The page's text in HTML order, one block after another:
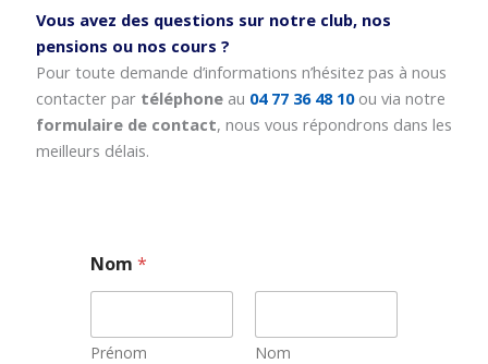
Vous avez des questions sur notre club, nos
pensions ou nos cours ?
Pour toute demande d’informations n’hésitez pas à nous
contacter par téléphoneau 04 77 36 48 10 ou via notre
formulaire de contact, nous vous répondrons dans les
meilleurs délais.
Nom*
Prénom Nom